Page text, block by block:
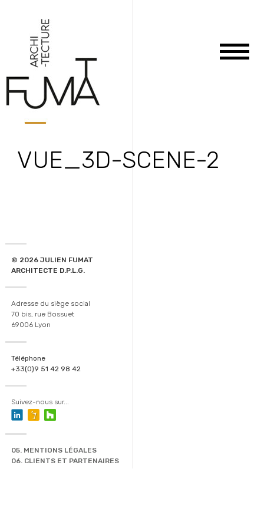
contenu
VUE_3D-SCENE-2
© 2026 JULIEN FUMAT
ARCHITECTE D.P.L.G.
Adresse du siège social
70 bis, rue Bossuet
69006 Lyon
Téléphone
+33(0)9 51 42 98 42
Suivez-nous sur...
05. MENTIONS LÉGALES
06. CLIENTS ET PARTENAIRES